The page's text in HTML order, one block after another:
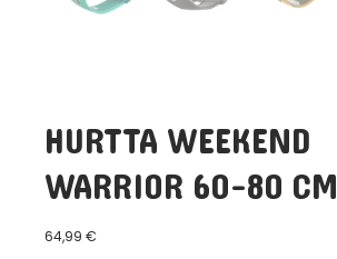
HURTTA WEEKEND
WARRIOR 60-80 CM
64,99 €